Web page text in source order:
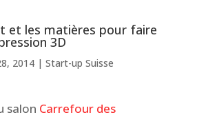
et les matières pour faire
3D
2014| Start-up Suisse
salon Carrefour des